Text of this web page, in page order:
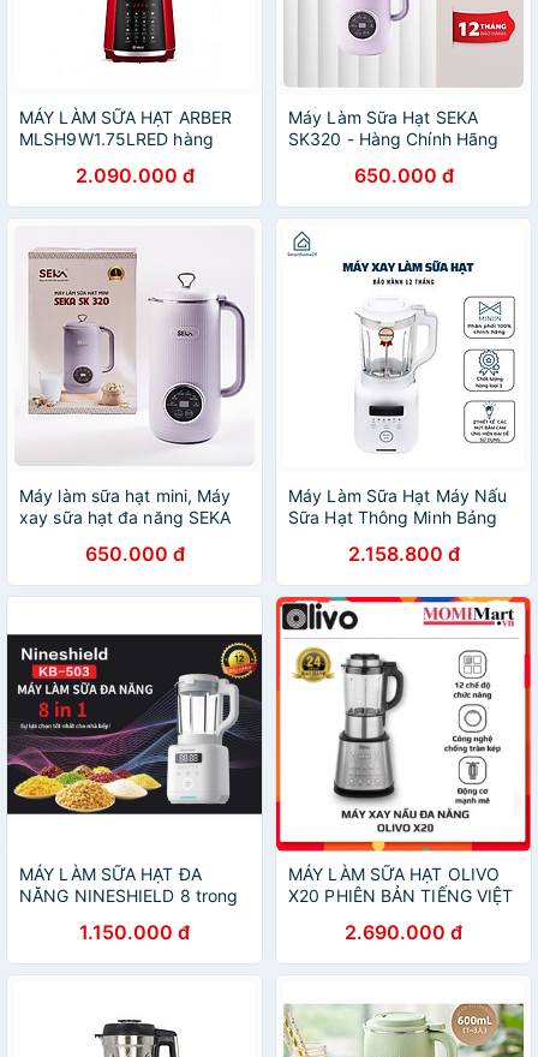
MÁY LÀM SỮA HẠT ARBER
MLSH9W1.75LRED hàng
2.090.000 đ
Máy Làm Sữa Hạt SEKA
SK320 - Hàng Chính Hãng
650.000 đ
Máy làm sữa hạt mini, Máy
xay sữa hạt đa năng SEKA
600W 5 chức năng bảo
hành 12 tháng - Hàng chính
hãng
650.000 đ
Máy Làm Sữa Hạt Máy Nấu
Sữa Hạt Thông Minh Bảng
- Hàng Chính Hãng
2.158.800 đ
MÁY LÀM SỮA HẠT ĐA
NĂNG NINESHIELD 8 trong
1.150.000 đ
MÁY LÀM SỮA HẠT OLIVO
X20 PHIÊN BẢN TIẾNG VIỆT
2.690.000 đ